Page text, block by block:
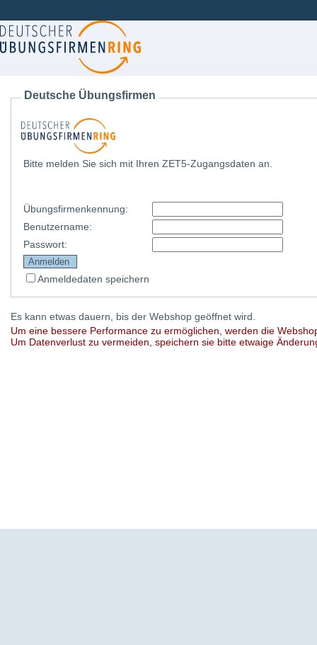
Deutsche Übungsfirmen
Bitte melden Sie sich mit Ihren ZET5-Zugangsdaten an.
Übungsfirmenkennung:
Benutzername:
Passwort:
Anmeldedaten speichern
Es kann etwas dauern, bis der Webshop geöffnet wird.
Um eine bessere Performance zu ermöglichen, werden die
Um Datenverlust zu vermeiden, speichern sie bitte etwaige